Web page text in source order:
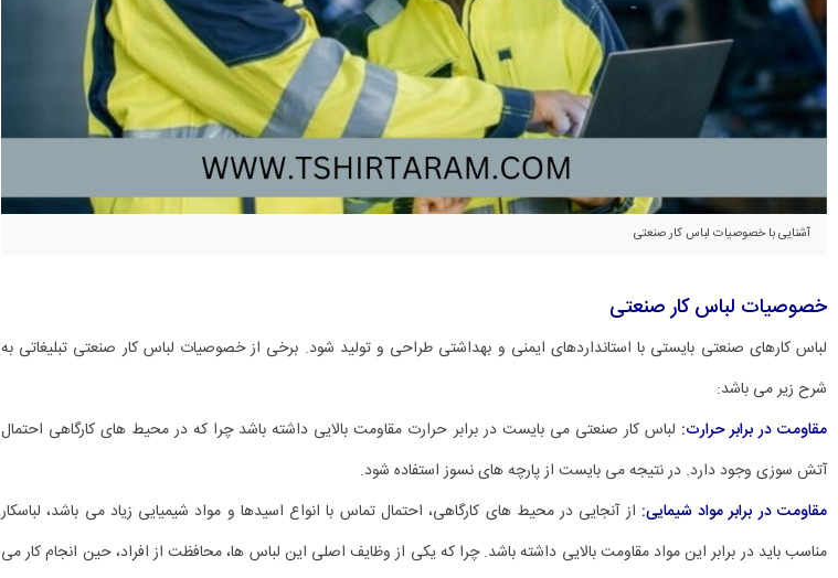
آشنایی با خصوصیات لباس کار صنعتی
خصوصیات لباس کار صنعتی
لباس کارهای صنعتی بایستی با استانداردهای ایمنی و بهداشتی طراحی و تولید شود. برخی از خصوصیات لباس کار صنعتی تبلیغاتی به
شرح زیر می باشد:
مقاومت در برابر حرارت: لباس کار صنعتی می بایست در برابر حرارت مقاومت بالایی داشته باشد چرا که در محیط های کارگاهی احتمال
آتش سوزی وجود دارد. در نتیجه می بایست از پارچه های نسوز استفاده شود.
مقاومت در برابر مواد شیمایی: از آنجایی در محیط های کارگاهی، احتمال تماس با انواع اسیدها و مواد شیمیایی زیاد می باشد، لباسکار
مناسب باید در برابر این مواد مقاومت بالایی داشته باشد. چرا که یکی از وظایف اصلی این لباس ها، محافظت از افراد، حین انجام کار می